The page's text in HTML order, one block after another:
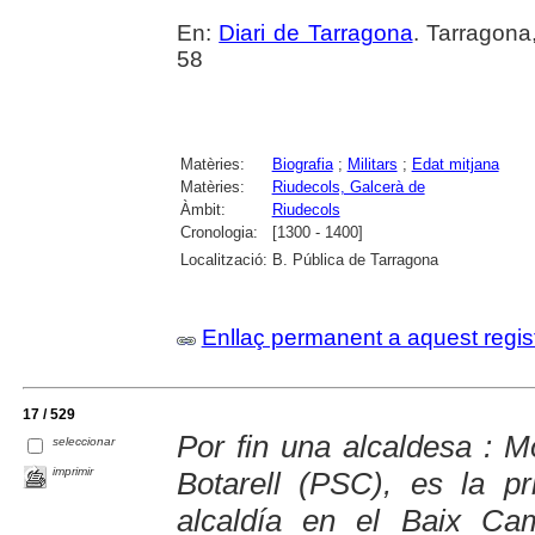
En: Diari de Tarragona.
58
Matèries: Biografia; Militars ; Edat mitjana
Matèries:
Riudecols, Galcerà de
Àmbit:
Riudecols
Cronologia:
[1300 - 1400]
Localització: B. Pública de Tarragona
Enllaç permanent a aquest
17 / 529
seleccionar
imprimir
Por fin una alcaldesa :
Botarell (PSC), es la
alcaldía en el Baix